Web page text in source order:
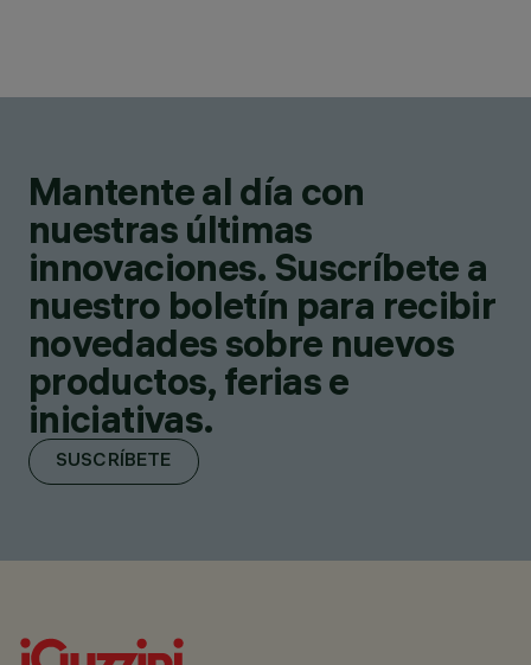
Mantente al día con
nuestras últimas
innovaciones. Suscríbete a
nuestro boletín para recibir
novedades sobre nuevos
productos, ferias e
iniciativas.
SUSCRÍBETE